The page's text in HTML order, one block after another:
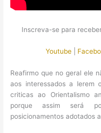
Inscreva-se para
Youtube
Reafirmo que no geral ele
aos interessados a lerem
criticas ao Orientalismo
porque assim será
posicionamentos adotados